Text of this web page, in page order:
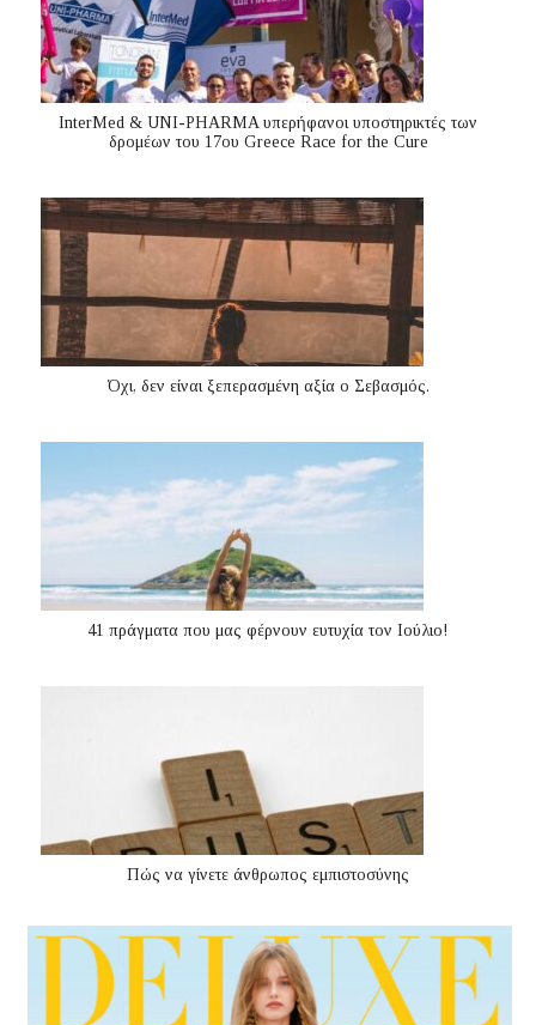
InterMed & UNI-PHARMA υπερήφανοι υποστηρικτές των
δρομέων του 17ου Greece Race for the Cure
Όχι, δεν είναι ξεπερασμένη αξία ο Σεβασμός.
41 πράγματα που μας φέρνουν ευτυχία τον Ιούλιο!
Πώς να γίνετε άνθρωπος εμπιστοσύνης